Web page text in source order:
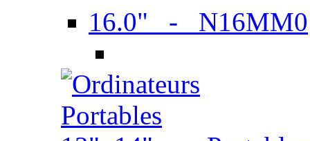
16.0" - N16MM0